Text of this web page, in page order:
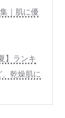
｜肌に優
】ランキ
乾燥肌に